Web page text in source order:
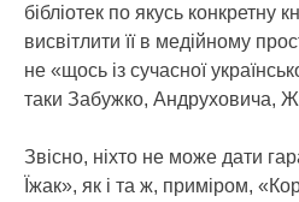
бібліотек по якусь конкретну
висвітлити її в медійному
не «щось із сучасної
таки Забужко, Андруховича,
Звісно, ніхто не може дати
Їжак», як і та ж, приміром,